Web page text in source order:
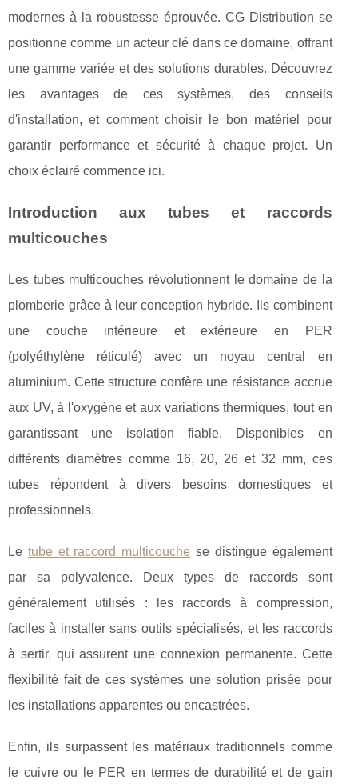
modernes à la robustesse éprouvée. CG Distribution se
positionne comme un acteur clé dans ce domaine, offrant
une gamme variée et des solutions durables. Découvrez
les avantages de ces systèmes, des conseils
d'installation, et comment choisir le bon matériel pour
garantir performance et sécurité à chaque projet. Un
choix éclairé commence ici.
Introduction aux tubes et raccords
multicouches
Les tubes multicouches révolutionnent le domaine de la
plomberie grâce à leur conception hybride. Ils combinent
une couche intérieure et extérieure en PER
(polyéthylène réticulé) avec un noyau central en
aluminium. Cette structure confère une résistance accrue
aux UV, à l'oxygène et aux variations thermiques, tout en
garantissant une isolation fiable. Disponibles en
différents diamètres comme 16, 20, 26 et 32 mm, ces
tubes répondent à divers besoins domestiques et
professionnels.
Le tube et raccord multicouche se distingue également
par sa polyvalence. Deux types de raccords sont
généralement utilisés : les raccords à compression,
faciles à installer sans outils spécialisés, et les raccords
à sertir, qui assurent une connexion permanente. Cette
flexibilité fait de ces systèmes une solution prisée pour
les installations apparentes ou encastrées.
Enfin, ils surpassent les matériaux traditionnels comme
le cuivre ou le PER en termes de durabilité et de gain